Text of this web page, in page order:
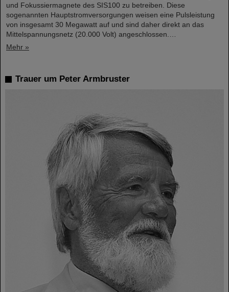
und Fokussiermagnete des SIS100 zu betreiben. Diese
sogenannten Hauptstromversorgungen weisen eine Pulsleistung
von insgesamt 30 Megawatt auf und sind daher direkt an das
Mittelspannungsnetz (20.000 Volt) angeschlossen.…
Mehr »
Trauer um Peter Armbruster